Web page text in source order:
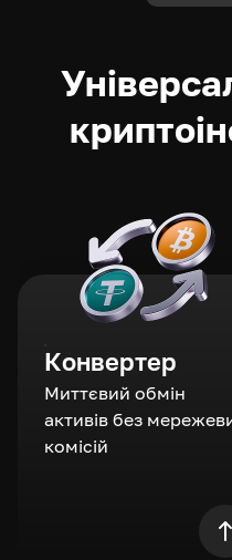
Конвертер
Миттєвий обмін
активів без
комісій